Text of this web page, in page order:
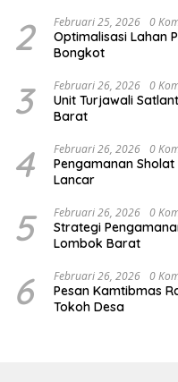
2 Februari 25, 2026 0
Optimalisasi Lahan
Bongkot
3 Februari 26, 2026 0
Unit Turjawali
Barat
4 Februari 26, 2026 0
Pengamanan
Lancar
5 Februari 26, 2026 0
Strategi
Lombok Barat
6 Februari 26, 2026 0
Pesan Kamtibmas
Tokoh Desa